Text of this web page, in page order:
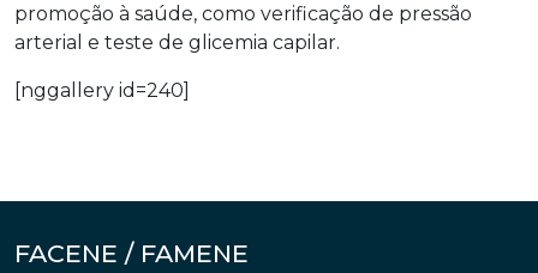
promoção à saúde, como verificação de pressão
arterial e teste de glicemia capilar.
[nggallery id=240]
FACENE / FAMENE